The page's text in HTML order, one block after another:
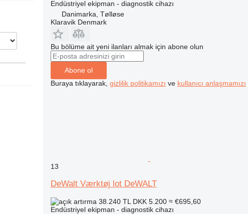
Endüstriyel ekipman - diagnostik cihazı
Danimarka, Tølløse
Klaravik Denmark
Bu bölüme ait yeni ilanları almak için abone olun
Abone ol
Buraya tıklayarak, gizlilik politikamızı ve kullanıcı anlaşmamızı
13
DeWalt Værktøj lot DeWALT
38.240 TL DKK 5.200 ≈ €695,60
Endüstriyel ekipman - diagnostik cihazı